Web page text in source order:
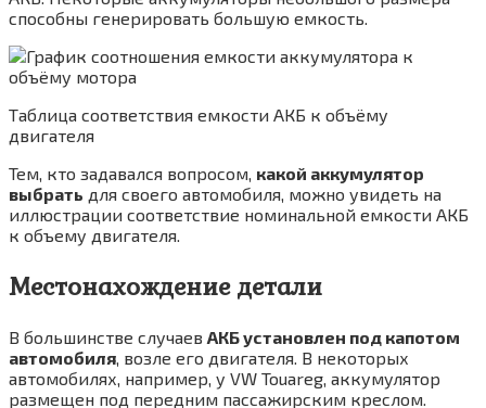
способны генерировать большую емкость.
Таблица соответствия емкости АКБ к объёму
двигателя
Тем, кто задавался вопросом, какой аккумулятор
выбрать для своего автомобиля, можно увидеть на
иллюстрации соответствие номинальной емкости АКБ
к объему двигателя.
Местонахождение детали
В большинстве случаев АКБ установлен под капотом
автомобиля, возле его двигателя. В некоторых
автомобилях, например, у VW Touareg, аккумулятор
размещен под передним пассажирским креслом.